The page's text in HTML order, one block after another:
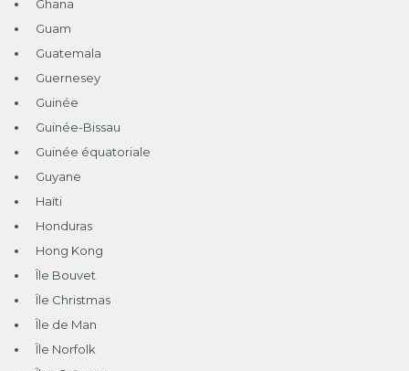
Ghana
Guam
Guatemala
Guernesey
Guinée
Guinée-Bissau
Guinée équatoriale
Guyane
Haïti
Honduras
Hong Kong
Île Bouvet
Île Christmas
Île de Man
Île Norfolk